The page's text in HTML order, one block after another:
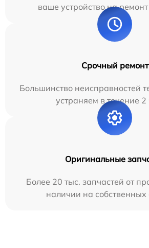
ваше устройство на
Срочный ремонт
Большинство неисправностей
устраняем в течение 2
Оригинальные
Более 20 тыс. запчастей от
наличии на собственных